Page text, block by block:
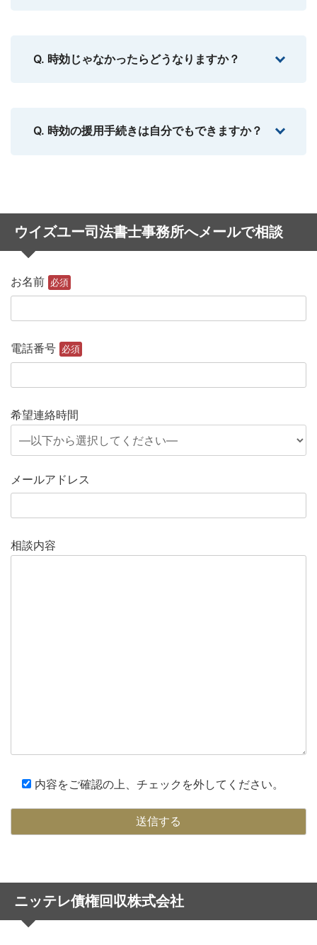
Q. 時効じゃなかったらどうなりますか？
Q. 時効の援用手続きは自分でもできますか？
ウイズユー司法書士事務所へメールで相談
お名前 必須
電話番号 必須
希望連絡時間
メールアドレス
相談内容
内容をご確認の上、チェックを外してください。
ニッテレ債権回収株式会社